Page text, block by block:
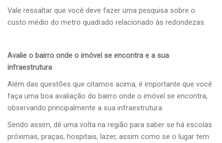
Vale ressaltar que você deve fazer uma pesquisa sobre o
custo médio do metro quadrado relacionado às redondezas.
Avalie o bairro onde o imóvel se encontra e a sua
infraestrutura
Além das questões que citamos acima, é importante que você
faça uma boa avaliação do bairro onde o imóvel se encontra,
observando principalmente a sua infraestrutura.
Sendo assim, dê uma volta na região para saber se há escolas
próximas, praças, hospitais, lazer, assim como se o lugar tem